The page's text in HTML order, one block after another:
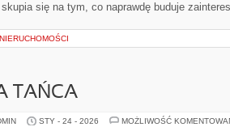
się na tym, co naprawdę buduje
NIERUCHOMOŚCI
TAŃCA
STY - 24 - 2026 MOŻLIWOŚĆ